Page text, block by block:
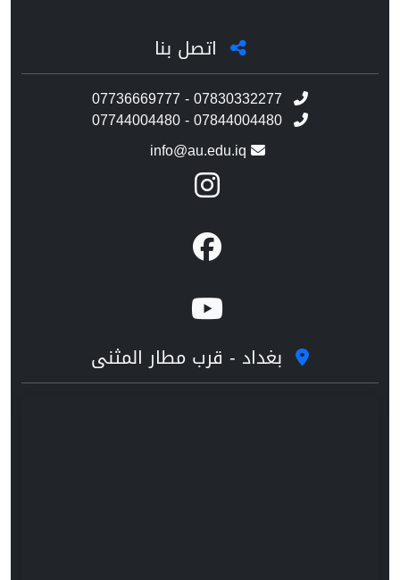
اتصل بنا
07736669777 - 07830332277
07744004480 - 07844004480
info@au.edu.iq
بغداد - قرب مطار المثنى